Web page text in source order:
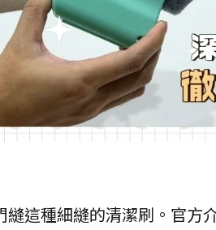
這種細縫的清潔刷。官方